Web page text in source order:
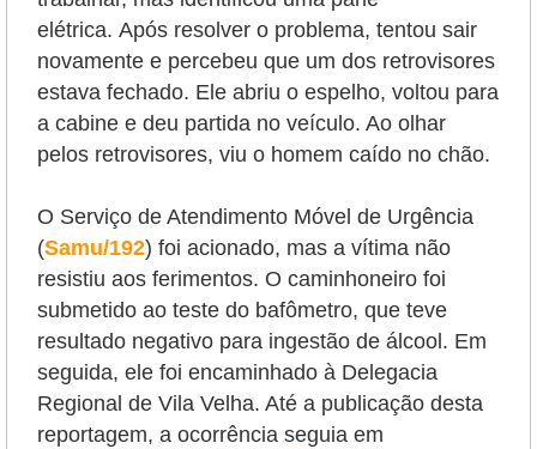
elétrica. Após resolver o problema, tentou sair
novamente e percebeu que um dos retrovisores
estava fechado. Ele abriu o espelho, voltou para
a cabine e deu partida no veículo. Ao olhar
pelos retrovisores, viu o homem caído no chão.
O Serviço de Atendimento Móvel de Urgência
(Samu/192) foi acionado, mas a vítima não
resistiu aos ferimentos. O caminhoneiro foi
submetido ao teste do bafômetro, que teve
resultado negativo para ingestão de álcool. Em
seguida, ele foi encaminhado à Delegacia
Regional de Vila Velha. Até a publicação desta
reportagem, a ocorrência seguia em